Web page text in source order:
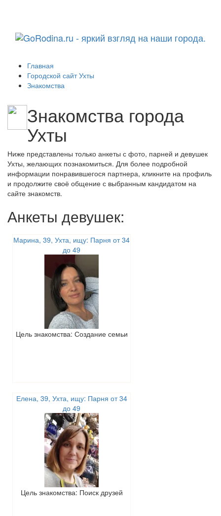
Главная
Городской сайт Ухты
Знакомства
Знакомства города
Ухты
Ниже представлены только анкеты с фото, парней и девушек
Ухты, желающих познакомиться. Для более подробной
информации понравившегося партнера, кликните на профиль
и продолжите своё общение с выбранным кандидатом на
сайте знакомств.
Анкеты девушек:
Марина, 39, Ухта, ищу: Парня от 34
до 49
Цель знакомства: Создание семьи
Елена, 39, Ухта, ищу: Парня от 34
до 49
Цель знакомства: Поиск друзей